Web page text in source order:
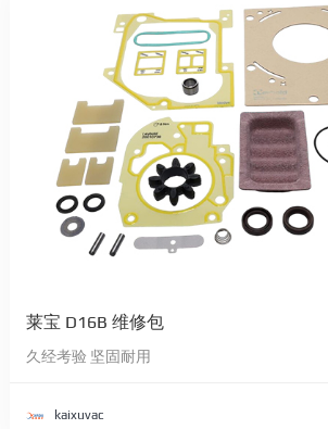
莱宝 D16B 维修包
久经考验 坚固耐用
kaixuvac